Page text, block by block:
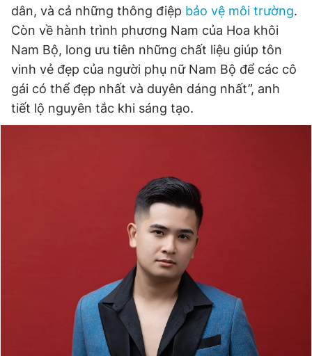
dân, và cả những thông điệp bảo vệ môi trường.
Còn về hành trình phương Nam của Hoa khôi
Nam Bộ, long ưu tiên những chất liệu giúp tôn
vinh vẻ đẹp của người phụ nữ Nam Bộ để các cô
gái có thể đẹp nhất và duyên dáng nhất”, anh
tiết lộ nguyên tắc khi sáng tạo.